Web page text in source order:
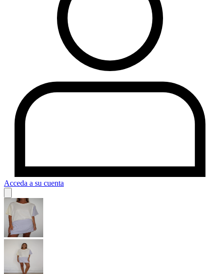
Acceda a su cuenta